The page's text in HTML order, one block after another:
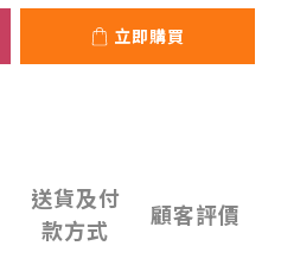
立即購買
送貨及付
款方式
顧客評價